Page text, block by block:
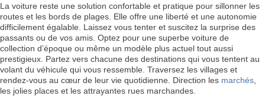
La voiture reste une solution confortable et pratique pour sillonner les
routes et les bords de plages. Elle offre une liberté et une autonomie
difficilement égalable. Laissez vous tenter et suscitez la surprise des
passants ou de vos amis. Optez pour une superbe voiture de
collection d’époque ou même un modèle plus actuel tout aussi
prestigieux. Partez vers chacune des destinations qui vous tentent au
volant du véhicule qui vous ressemble. Traversez les villages et
rendez-vous au cœur de leur vie quotidienne. Direction les marchés
les jolies places et les attrayantes rues marchandes.